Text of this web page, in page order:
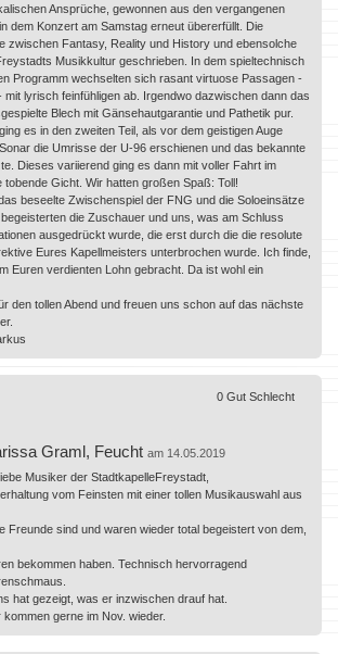
Ansprüche, gewonnen aus den vergangenen
dem Konzert am Samstag erneut übererfüllt. Die
zwischen Fantasy, Reality und History und ebensolche
Musikkultur geschrieben. In dem spieltechnisch
Programm wechselten sich rasant virtuose Passagen -
mit lyrisch feinfühligen ab. Irgendwo dazwischen dann das
Blech mit Gänsehautgarantie und Pathetik pur.
es in den zweiten Teil, als vor dem geistigen Auge
die Umrisse der U-96 erschienen und das bekannte
Dieses variierend ging es dann mit voller Fahrt im
Gicht. Wir hatten großen Spaß: Toll!
beseelte Zwischenspiel der FNG und die Soloeinsätze
die Zuschauer und uns, was am Schluss
ausgedrückt wurde, die erst durch die die resolute
Eures Kapellmeisters unterbrochen wurde. Ich finde,
Euren verdienten Lohn gebracht. Da ist wohl ein
den tollen Abend und freuen uns schon auf das nächste
Graml, Feucht am 14.05.2019
Musiker der StadtkapelleFreystadt,
vom Feinsten mit einer tollen Musikauswahl aus
Freunde sind und waren wieder total begeistert von dem,
bekommen haben. Technisch hervorragend
hat gezeigt, was er inzwischen drauf hat.
gerne im Nov. wieder.
0 Gut Schlecht